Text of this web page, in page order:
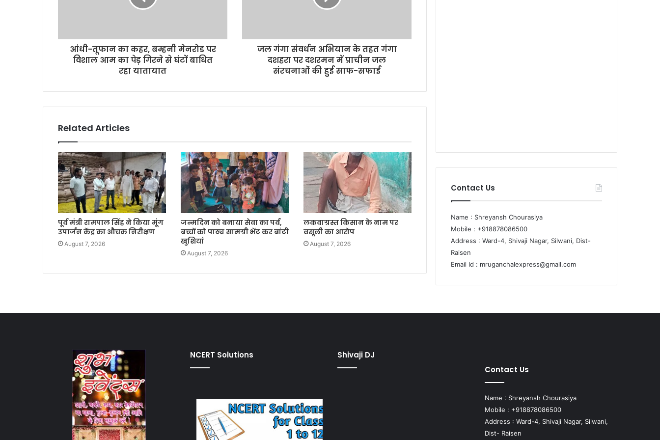
आंधी-तूफान का कहर, बम्हनी मेनरोड पर
विशाल आम का पेड़ गिरने से घंटों बाधित
रहा यातायात
जल गंगा संवर्धन अभियान के तहत गंगा
दशहरा पर दशरमन में प्राचीन जल
संरचनाओं की हुई साफ-सफाई
Related Articles
पूर्व मंत्री रामपाल सिंह ने किया मूंग
उपार्जन केंद्र का औचक निरीक्षण
August 7, 2026
जन्मदिन को बनाया सेवा का पर्व,
बच्चों को पाठ्य सामग्री भेंट कर बांटी
खुशियां
August 7, 2026
लकवाग्रस्त किसान के नाम पर
वसूली का आरोप
August 7, 2026
Contact Us
Name : Shreyansh Chourasiya
Mobile : +918878086500
Address : Ward-4, Shivaji Nagar, Silwani, Dist-
Raisen
Email Id : mruganchalexpress@gmail.com
NCERT Solutions
Shivaji DJ
Contact Us
Name : Shreyansh Chourasiya
Mobile : +918878086500
Address : Ward-4, Shivaji Nagar, Silwani,
Dist- Raisen